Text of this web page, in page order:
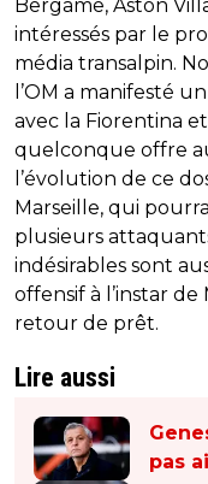
Bergame, Aston
intéressés par le
média transalpin.
l’OM a manifesté
avec la Fiorentina
quelconque offre
l’évolution de ce
Marseille, qui
plusieurs
indésirables sont
offensif à l’instar
retour de prêt.
Lire aussi
pas